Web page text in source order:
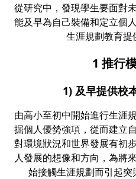
從研究中，發現學生要面對
能及早為自己裝備和定立個
生涯規劃教育提
1 推行
1) 及早提供校
由高小至初中開始進行生涯
掘個人優勢強項，從而建立
對環境狀況和世界發展有初
人發展的想像和方向，為將
始接觸生涯規劃而引起突